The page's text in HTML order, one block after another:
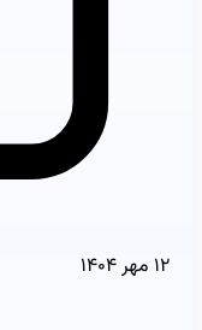
۱۲ مهر ۱۴۰۴